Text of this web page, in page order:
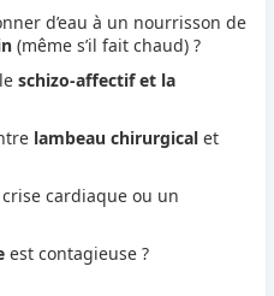
d’eau à un nourrisson de
(même s’il fait chaud) ?
schizo-affectif et la
lambeau chirurgical et
cardiaque ou un
est contagieuse ?